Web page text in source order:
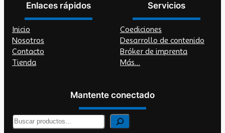
Enlaces rápidos
Inicio
Nosotros
Contacto
Tienda
Servicios
Coediciones
Desarrollo de contenido
Bróker de imprenta
Más…
Mantente conectado
B